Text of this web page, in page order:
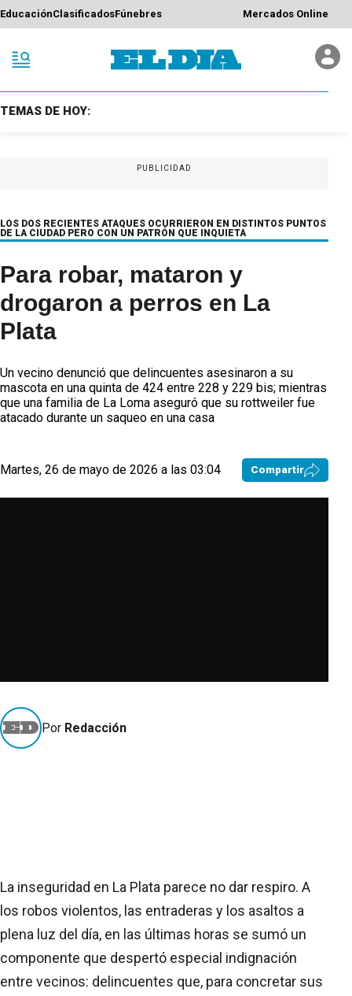
EducaciónClasificadosFúnebres Mercados Online
TEMAS DE HOY:
PUBLICIDAD
LOS DOS RECIENTES ATAQUES OCURRIERON EN DISTINTOS PUNTOS
DE LA CIUDAD PERO CON UN PATRÓN QUE INQUIETA
Para robar, mataron y
drogaron a perros en La
Plata
Un vecino denunció que delincuentes asesinaron a su
mascota en una quinta de 424 entre 228 y 229 bis; mientras
que una familia de La Loma aseguró que su rottweiler fue
atacado durante un saqueo en una casa
Martes, 26 de mayo de 2026 a las 03:04 Compartir
Por Redacción
La inseguridad en La Plata parece no dar respiro. A
los robos violentos, las entraderas y los asaltos a
plena luz del día, en las últimas horas se sumó un
componente que despertó especial indignación
entre vecinos: delincuentes que, para concretar sus